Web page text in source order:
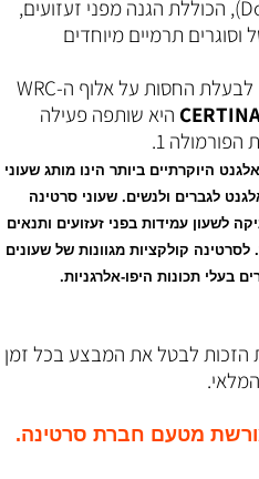
), הכוללת הגנה מפני זעזועים,
וסוגרים תרמיים מיוחדים
לבעלת החסות על אלוף ה-WRC
היא שותפה פעילה
הפורמולה 1.
היוקרתיים ביותר הינו מותג שעוני
לגברים ולנשים. שעוני סרטינה
לשעון עמידות בפני זעזועים ותנאים
לסרטינה קולקציות מגוונות של שעונים
בעלי תכונות היפו-אלרגניות.
לבטל את המבצע בכל זמן
מטעם חברת סרטינה.